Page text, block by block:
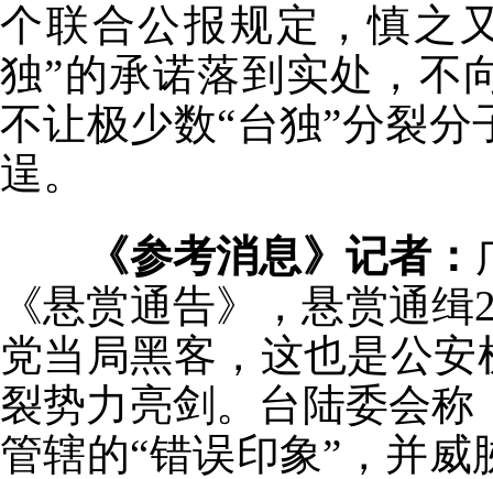
个联合公报规定，慎之
独”的承诺落到实处，不
不让极少数“台独”分裂
逞。
《参考消息》记者：
《悬赏通告》，悬赏通
党当局黑客，这也是公
裂势力亮剑。台陆委会
管辖的“错误印象”，并